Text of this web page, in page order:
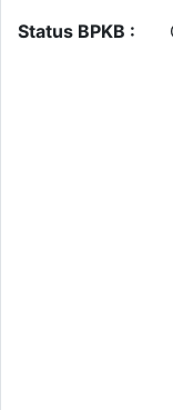
Status BPKB :